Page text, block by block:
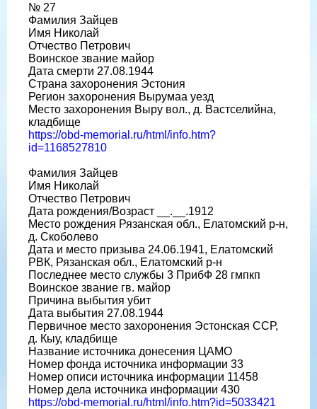
№ 27
Фамилия Зайцев
Имя Николай
Отчество Петрович
Воинское звание майор
Дата смерти 27.08.1944
Страна захоронения Эстония
Регион захоронения Вырумаа уезд
Место захоронения Выру вол., д. Вастселийна,
кладбище
https://obd-memorial.ru/html/info.htm?
id=1168527810
Фамилия Зайцев
Имя Николай
Отчество Петрович
Дата рождения/Возраст __.__.1912
Место рождения Рязанская обл., Елатомский р-н,
д. Скоболево
Дата и место призыва 24.06.1941, Елатомский
РВК, Рязанская обл., Елатомский р-н
Последнее место службы 3 ПрибФ 28 гмпкп
Воинское звание гв. майор
Причина выбытия убит
Дата выбытия 27.08.1944
Первичное место захоронения Эстонская ССР,
д. Кыу, кладбище
Название источника донесения ЦАМО
Номер фонда источника информации 33
Номер описи источника информации 11458
Номер дела источника информации 430
https://obd-memorial.ru/html/info.htm?id=5033421